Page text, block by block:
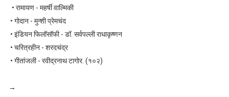
• रामायण - महर्षी वाल्मिकी
• गोदान - मुन्शी प्रेमचंद
• इंडियन फिलॉसॉफी - डॉ. सर्वपल्ली राधाकृष्णन
• चरित्रहीन - शरदचंद्र
• गीतांजली - रवीद्रनाथ टागोर. (१०२)
→